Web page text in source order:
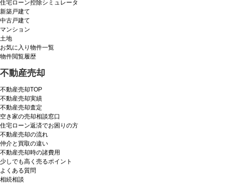
住宅ローン控除シミュレータ
新築戸建て
中古戸建て
マンション
土地
お気に入り物件一覧
物件閲覧履歴
不動産売却
不動産売却TOP
不動産売却実績
不動産売却査定
空き家の売却相談窓口
住宅ローン返済でお困りの方
不動産売却の流れ
仲介と買取の違い
不動産売却時の諸費用
少しでも高く売るポイント
よくある質問
相続相談